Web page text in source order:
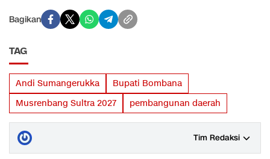
Bagikan
TAG
Andi Sumangerukka
Bupati Bombana
Musrenbang Sultra 2027
pembangunan daerah
Tim Redaksi